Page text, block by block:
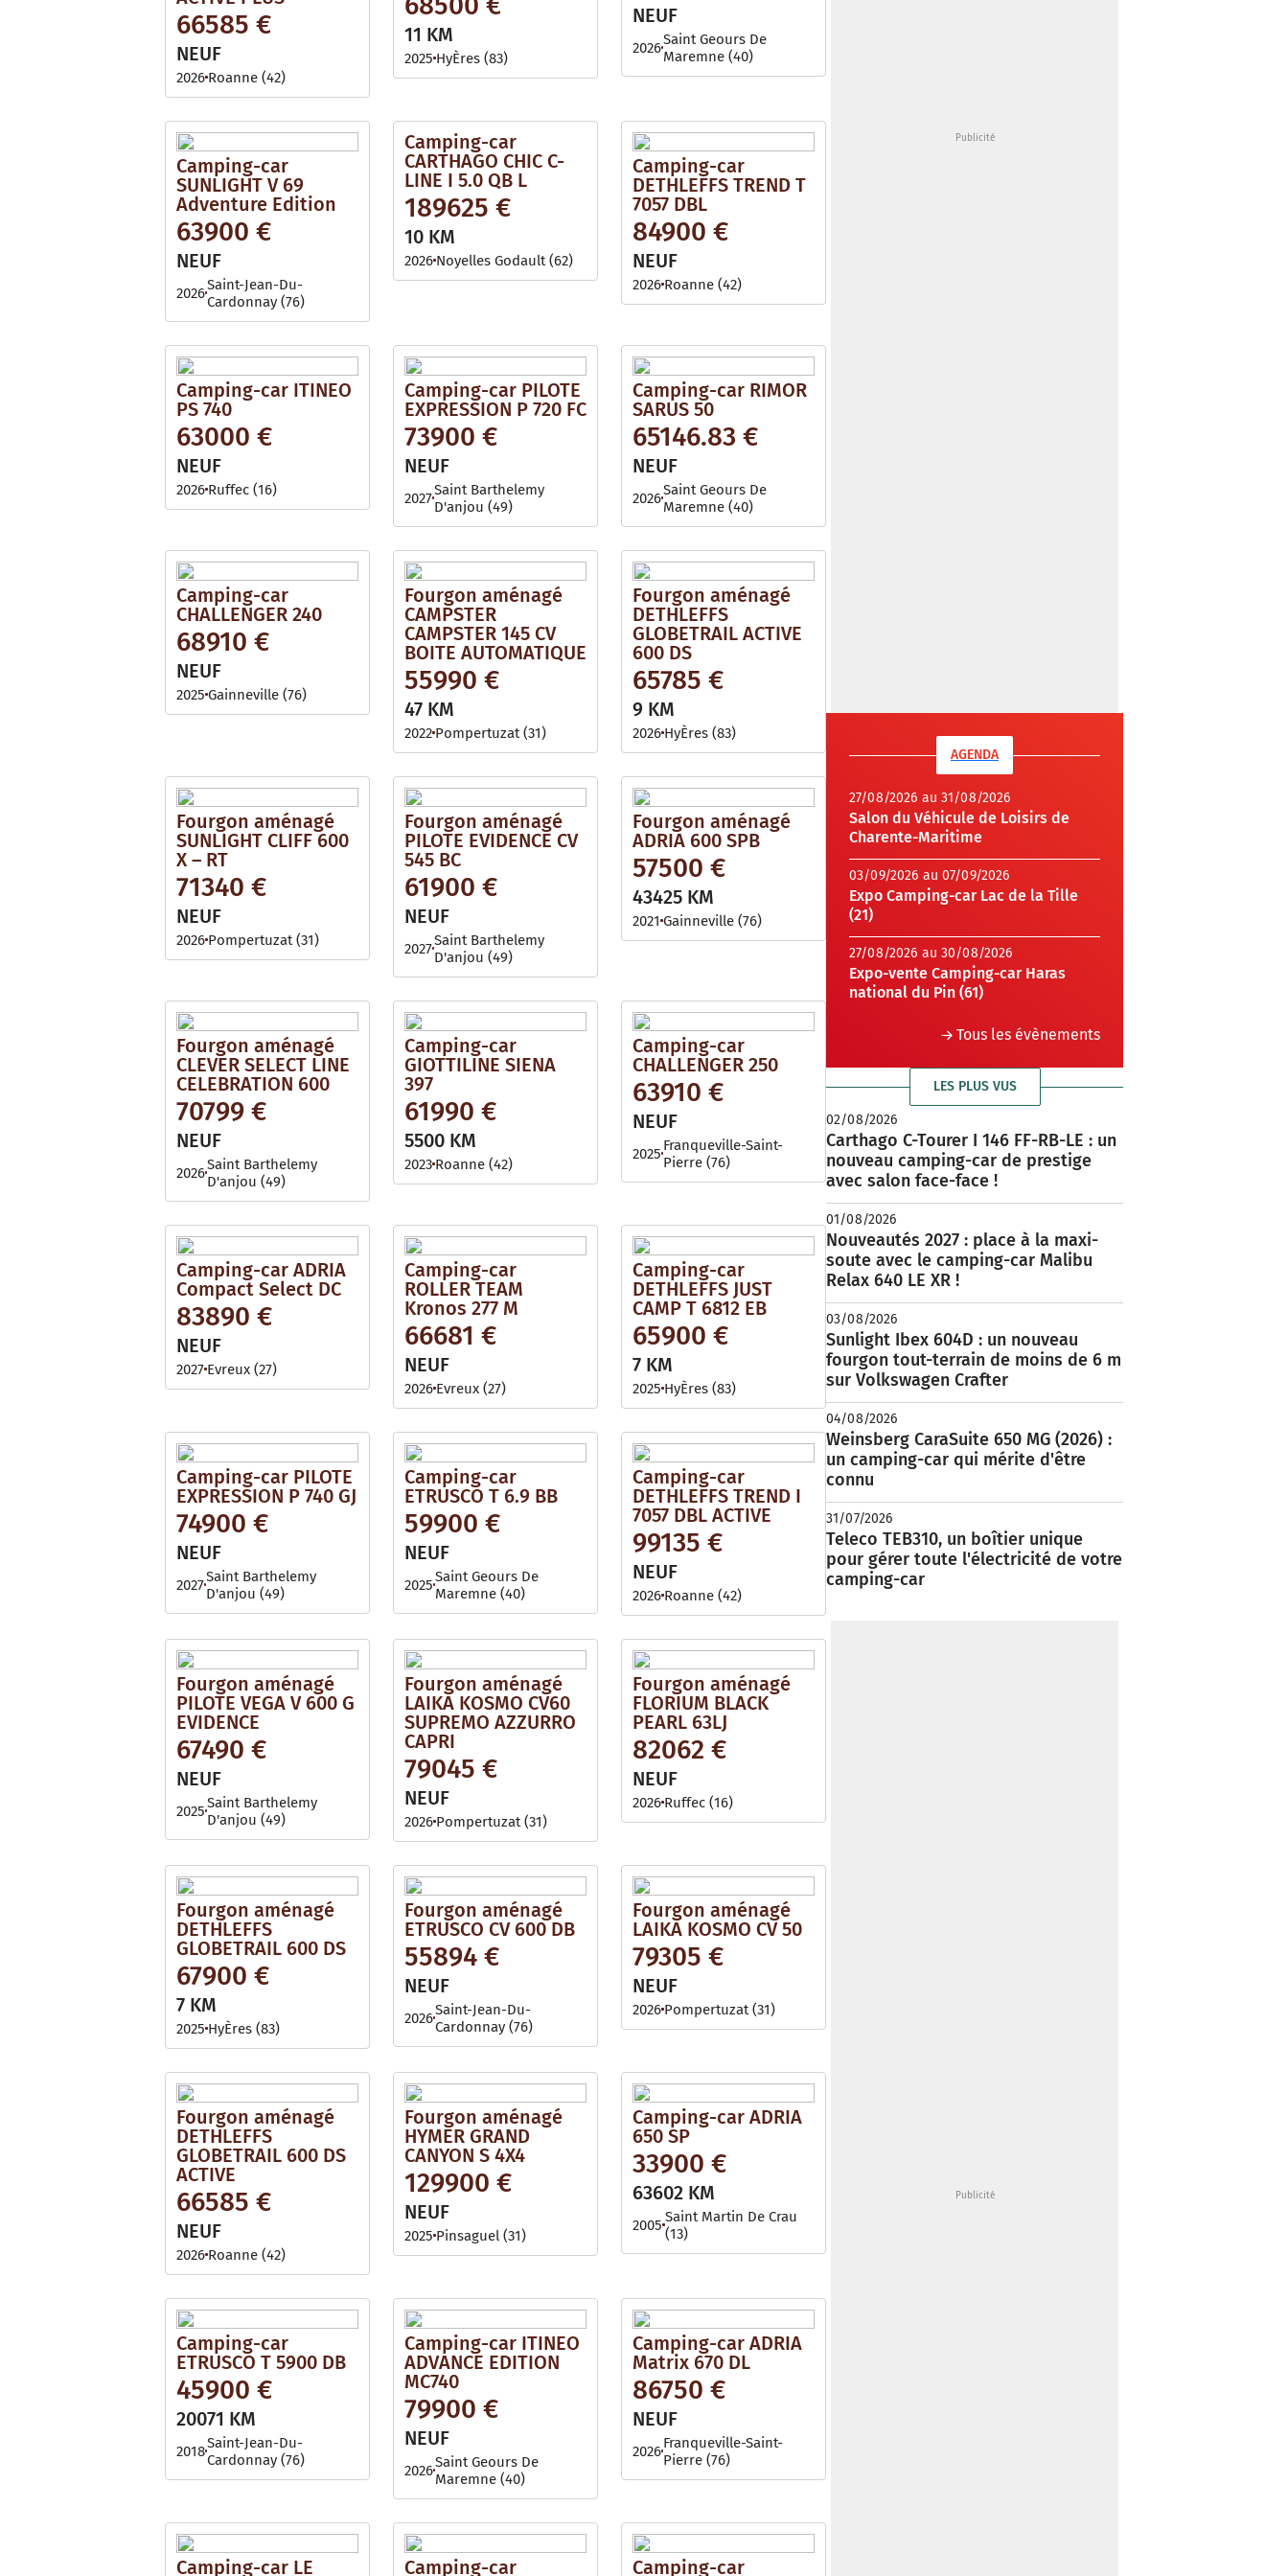
e
l
a
b
l
e
66585 €
NEUF
2026 Roanne (42)
11 KM
2025 HyÈres (83)
NEUF
2026Saint Geours De
Maremne (40)
Camping-car
SUNLIGHT V 69
Adventure Edition
63900 €
NEUF
2026Saint-Jean-Du-
Cardonnay (76)
Camping-car
CARTHAGO CHIC C-
LINE I 5.0 QB L
189625 €
10 KM
2026 Noyelles Godault (62)
Camping-car
DETHLEFFS TREND T
7057 DBL
84900 €
NEUF
2026 Roanne (42)
Camping-car ITINEO
PS 740
63000 €
NEUF
2026 Ruffec (16)
Camping-car PILOTE
EXPRESSION P 720 FC
73900 €
NEUF
2027Saint Barthelemy
D'anjou (49)
Camping-car RIMOR
SARUS 50
65146.83 €
NEUF
2026Saint Geours De
Maremne (40)
Camping-car
CHALLENGER 240
68910 €
NEUF
2025 Gainneville (76)
Fourgon aménagé
CAMPSTER
CAMPSTER 145 CV
BOITE AUTOMATIQUE
55990 €
47 KM
2022 Pompertuzat (31)
Fourgon aménagé
DETHLEFFS
GLOBETRAIL ACTIVE
600 DS
65785 €
9 KM
2026 HyÈres (83)
Fourgon aménagé
SUNLIGHT CLIFF 600
X – RT
71340 €
NEUF
2026 Pompertuzat (31)
Fourgon aménagé
PILOTE EVIDENCE CV
545 BC
61900 €
NEUF
2027Saint Barthelemy
D'anjou (49)
Fourgon aménagé
ADRIA 600 SPB
57500 €
43425 KM
2021 Gainneville (76)
Fourgon aménagé
CLEVER SELECT LINE
CELEBRATION 600
70799 €
NEUF
2026Saint Barthelemy
D'anjou (49)
Camping-car
GIOTTILINE SIENA
397
61990 €
5500 KM
2023 Roanne (42)
Camping-car
CHALLENGER 250
63910 €
NEUF
2025 Franqueville-Saint-
Pierre (76)
Camping-car ADRIA
Compact Select DC
83890 €
NEUF
2027 Evreux (27)
Camping-car
ROLLER TEAM
Kronos 277 M
66681 €
NEUF
2026 Evreux (27)
Camping-car
DETHLEFFS JUST
CAMP T 6812 EB
65900 €
7 KM
2025 HyÈres (83)
Camping-car PILOTE
EXPRESSION P 740 GJ
74900 €
NEUF
2027Saint Barthelemy
D'anjou (49)
Camping-car
ETRUSCO T 6.9 BB
59900 €
NEUF
2025Saint Geours De
Maremne (40)
Camping-car
DETHLEFFS TREND I
7057 DBL ACTIVE
99135 €
NEUF
2026 Roanne (42)
Fourgon aménagé
PILOTE VEGA V 600 G
EVIDENCE
67490 €
NEUF
2025Saint Barthelemy
D'anjou (49)
Fourgon aménagé
LAIKA KOSMO CV60
SUPREMO AZZURRO
CAPRI
79045 €
NEUF
2026 Pompertuzat (31)
Fourgon aménagé
FLORIUM BLACK
PEARL 63LJ
82062 €
NEUF
2026 Ruffec (16)
Fourgon aménagé
DETHLEFFS
GLOBETRAIL 600 DS
67900 €
7 KM
2025 HyÈres (83)
Fourgon aménagé
ETRUSCO CV 600 DB
55894 €
NEUF
2026Saint-Jean-Du-
Cardonnay (76)
Fourgon aménagé
LAIKA KOSMO CV 50
79305 €
NEUF
2026 Pompertuzat (31)
Fourgon aménagé
DETHLEFFS
GLOBETRAIL 600 DS
ACTIVE
66585 €
NEUF
2026 Roanne (42)
Fourgon aménagé
HYMER GRAND
CANYON S 4X4
129900 €
NEUF
2025 Pinsaguel (31)
Camping-car ADRIA
650 SP
33900 €
63602 KM
2005 Saint Martin De Crau
(13)
Camping-car
ETRUSCO T 5900 DB
45900 €
20071 KM
2018Saint-Jean-Du-
Cardonnay (76)
Camping-car ITINEO
ADVANCE EDITION
MC740
79900 €
NEUF
2026Saint Geours De
Maremne (40)
Camping-car ADRIA
Matrix 670 DL
86750 €
NEUF
2026Franqueville-Saint-
Pierre (76)
Camping-car LE
Camping-car
Camping-car
AGENDA
27/08/2026 au 31/08/2026
Salon du Véhicule de Loisirs de
Charente-Maritime
03/09/2026 au 07/09/2026
Expo Camping-car Lac de la Tille
(21)
27/08/2026 au 30/08/2026
Expo-vente Camping-car Haras
national du Pin (61)
Tous les évènements
LES PLUS VUS
02/08/2026
Carthago C-Tourer I 146 FF-RB-LE : un
nouveau camping-car de prestige
avec salon face-face !
01/08/2026
Nouveautés 2027 : place à la maxi-
soute avec le camping-car Malibu
Relax 640 LE XR !
03/08/2026
Sunlight Ibex 604D : un nouveau
fourgon tout-terrain de moins de 6 m
sur Volkswagen Crafter
04/08/2026
Weinsberg CaraSuite 650 MG (2026) :
un camping-car qui mérite d'être
connu
31/07/2026
Teleco TEB310, un boîtier unique
pour gérer toute l'électricité de votre
camping-car